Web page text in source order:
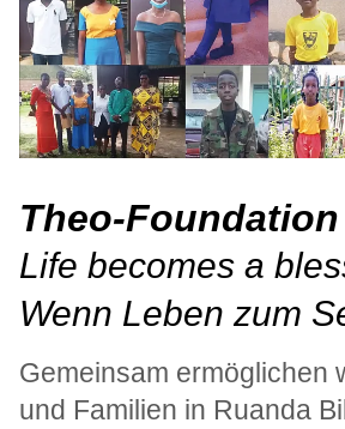
Theo-Foundation
Life becomes a
Wenn Leben zum
Gemeinsam ermöglichen
und Familien in Ruanda